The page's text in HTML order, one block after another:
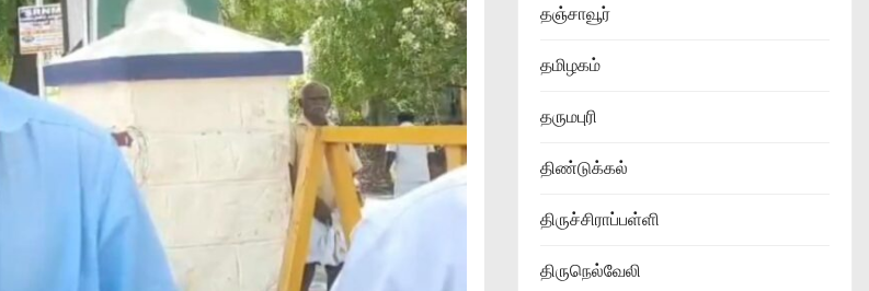
தஞ்சாவூர்
தமிழகம்
தருமபுரி
திண்டுக்கல்
திருச்சிராப்பள்ளி
திருநெல்வேலி